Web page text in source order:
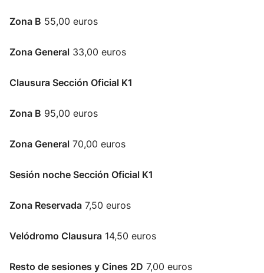
Zona B 55,00 euros
Zona General 33,00 euros
Clausura Sección Oficial K1
Zona B 95,00 euros
Zona General 70,00 euros
Sesión noche Sección Oficial K1
Zona Reservada 7,50 euros
Velódromo Clausura 14,50 euros
Resto de sesiones y Cines 2D 7,00 euros